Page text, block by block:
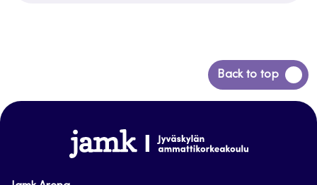
Back to top
Siirry
takaisin
www.jamk.fi